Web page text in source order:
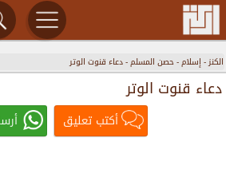
الكنز-إسلام-حصن المسلم-دعاء قنوت الوتر
دعاء قنوت الوتر
أكتب تعليق